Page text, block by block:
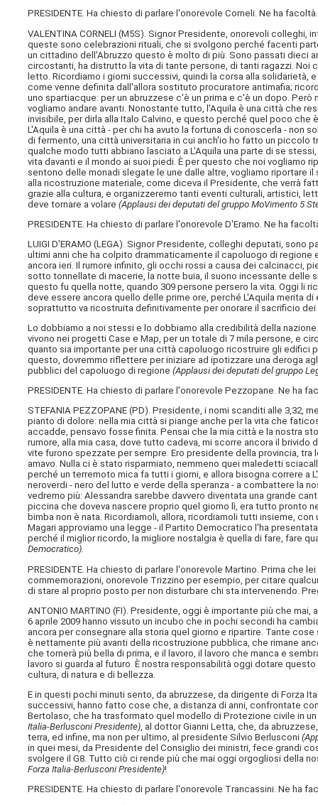
PRESIDENTE. Ha chiesto di parlare l'onorevole Corneli. Ne ha facoltà.
VALENTINA CORNELI (M5S). Signor Presidente, onorevoli colleghi,
queste sono celebrazioni rituali, che si svolgono perché facenti
un cittadino dell'Abruzzo questo è molto di più. Sono passati dieci
circostanti, ha distrutto la vita di tante persone, di tanti ragazzi. Noi
letto. Ricordiamo i giorni successivi, quindi la corsa alla
come venne definita dall'allora sostituto procuratore antimafia;
uno spartiacque: per un abruzzese c'è un prima e c'è un dopo.
vogliamo andare avanti. Nonostante tutto, l'Aquila è una città che
invisibile, per dirla alla Italo Calvino, e questo perché quel poco che
L'Aquila è una città - per chi ha avuto la fortuna di conoscerla - non
di fermento, una città universitaria in cui anch'io ho fatto un
qualche modo tutti abbiano lasciato a L'Aquila una parte di se
vita davanti e il mondo ai suoi piedi. È per questo che noi vogliamo
sentono delle monadi slegate le une dalle altre, vogliamo riportare
alla ricostruzione materiale, come diceva il Presidente, che verrà
grazie alla cultura, e organizzeremo tanti eventi culturali, artistici,
deve tornare a volare(Applausi dei deputati del gruppo MoVimento 5
PRESIDENTE. Ha chiesto di parlare l'onorevole D'Eramo. Ne ha
LUIGI D'ERAMO (LEGA). Signor Presidente, colleghi deputati, sono
ultimi anni che ha colpito drammaticamente il capoluogo di
ancora ieri. Il rumore infinito, gli occhi rossi a causa dei calcinacci,
sotto tonnellate di macerie, la notte buia, il suono incessante
questo fu quella notte, quando 309 persone persero la vita. Oggi li
deve essere ancora quello delle prime ore, perché L'Aquila merita
soprattutto va ricostruita definitivamente per onorare il sacrificio dei
Lo dobbiamo a noi stessi e lo dobbiamo alla credibilità della
vivono nei progetti Case e Map, per un totale di 7 mila persone, e
quanto sia importante per una città capoluogo ricostruire gli edifici
questo, dovremmo riflettere per iniziare ad ipotizzare una deroga
pubblici del capoluogo di regione(Applausi dei deputati del gruppo
PRESIDENTE. Ha chiesto di parlare l'onorevole Pezzopane. Ne ha
STEFANIA PEZZOPANE (PD). Presidente, i nomi scanditi alle 3,32,
pianto di dolore: nella mia città si piange anche per la vita che
accadde, pensavo fosse finita. Pensai che la mia città e la nostra
rumore, alla mia casa, dove tutto cadeva, mi scorre ancora il brivido
vite furono spezzate per sempre. Ero presidente della provincia,
amavo. Nulla ci è stato risparmiato, nemmeno quei maledetti
perché un terremoto mica fa tutti i giorni, e allora bisogna correre a
neroverdi - nero del lutto e verde della speranza - a combattere la
vedremo più: Alessandra sarebbe davvero diventata una grande
piccina che doveva nascere proprio quel giorno lì, era tutto pronto
bimba non è nata. Ricordiamoli, allora, ricordiamoli tutti insieme,
Magari approviamo una legge - il Partito Democratico l'ha
perché il miglior ricordo, la migliore nostalgia è quella di fare, fare
Democratico).
PRESIDENTE. Ha chiesto di parlare l'onorevole Martino. Prima che
commemorazioni, onorevole Trizzino per esempio, per citare
di stare al proprio posto per non disturbare chi sta intervenendo.
ANTONIO MARTINO (FI). Presidente, oggi è importante più che mai,
6 aprile 2009 hanno vissuto un incubo che in pochi secondi ha
ancora per consegnare alla storia quel giorno e ripartire. Tante
è nettamente più avanti della ricostruzione pubblica, che rimane
che tornerà più bella di prima, e il lavoro, il lavoro che manca e
lavoro si guarda al futuro. È nostra responsabilità oggi dotare
cultura, di natura e di bellezza.
E in questi pochi minuti sento, da abruzzese, da dirigente di Forza
successivi, hanno fatto cose che, a distanza di anni, confrontate
Bertolaso, che ha trasformato quel modello di Protezione civile in
Italia-Berlusconi Presidente), al dottor Gianni Letta, che, da
terra, ed infine, ma non per ultimo, al presidente Silvio Berlusconi
in quei mesi, da Presidente del Consiglio dei ministri, fece grandi
svolgere il G8. Tutto ciò ci rende più che mai oggi orgogliosi della
Forza Italia-Berlusconi Presidente)!
PRESIDENTE. Ha chiesto di parlare l'onorevole Trancassini. Ne ha